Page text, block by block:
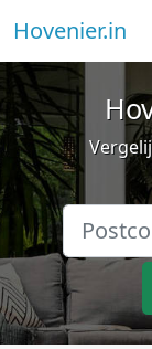
Hovenier.in